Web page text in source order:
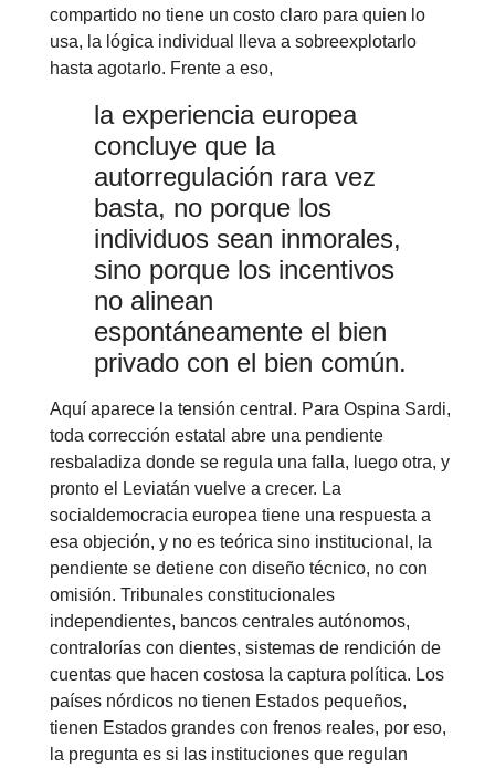
compartido no tiene un costo claro para quien lo
usa, la lógica individual lleva a sobreexplotarlo
hasta agotarlo. Frente a eso,
la experiencia europea
concluye que la
autorregulación rara vez
basta, no porque los
individuos sean inmorales,
sino porque los incentivos
no alinean
espontáneamente el bien
privado con el bien común.
Aquí aparece la tensión central. Para Ospina Sardi,
toda corrección estatal abre una pendiente
resbaladiza donde se regula una falla, luego otra, y
pronto el Leviatán vuelve a crecer. La
socialdemocracia europea tiene una respuesta a
esa objeción, y no es teórica sino institucional, la
pendiente se detiene con diseño técnico, no con
omisión. Tribunales constitucionales
independientes, bancos centrales autónomos,
contralorías con dientes, sistemas de rendición de
cuentas que hacen costosa la captura política. Los
países nórdicos no tienen Estados pequeños,
tienen Estados grandes con frenos reales, por eso,
la pregunta es si las instituciones que regulan